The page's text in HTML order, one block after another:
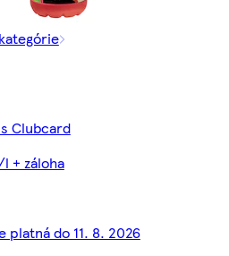
Clubcard
+ záloha
platná do 11. 8. 2026